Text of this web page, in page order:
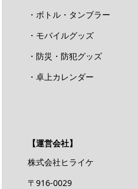
・ボトル・タンブラー
・モバイルグッズ
・防災・防犯グッズ
・卓上カレンダー
【運営会社】
株式会社ヒライケ
〒916-0029